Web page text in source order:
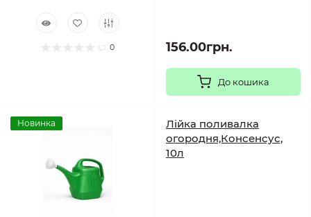
0 156.00грн.
До кошика
Новинка
Лійка поливалка
огородня,Консенсус,
10л